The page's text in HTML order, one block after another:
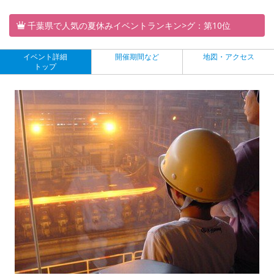
千葉県で人気の夏休みイベントランキン>グ：第10位
イベント詳細
トップ
開催期間など 地図・アクセス